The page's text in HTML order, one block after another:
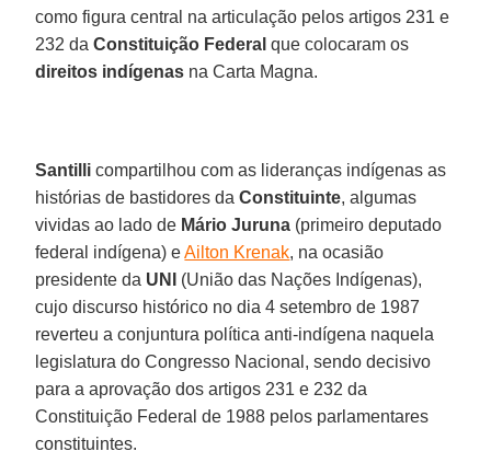
como figura central na articulação pelos artigos 231 e
232 daConstituição Federal que colocaram os
direitos indígenas na Carta Magna.
Santilli compartilhou com as lideranças indígenas as
histórias de bastidores daConstituinte, algumas
vividas ao lado de Mário Juruna (primeiro deputado
federal indígena) eAilton Krenak, na ocasião
presidente da UNI
(União das Nações Indígenas),
cujo discurso histórico no dia 4 setembro de 1987
reverteu a conjuntura política anti-indígena naquela
legislatura do Congresso Nacional, sendo decisivo
para a aprovação dos artigos 231 e 232 da
Constituição Federal de 1988 pelos parlamentares
constituintes.